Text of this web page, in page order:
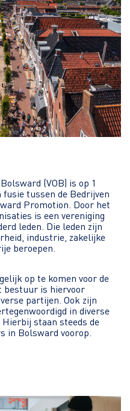
(VOB) is op 1
tussen de Bedrijven
Promotion. Door het
is een vereniging
leden. Die leden zijn
industrie, zakelijke
beroepen.
op te komen voor de
bestuur is hiervoor
partijen. Ook zijn
in diverse
staan steeds de
in Bolsward voorop.